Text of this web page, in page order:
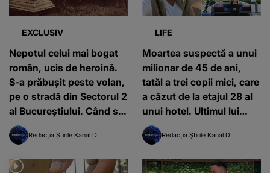
EXCLUSIV
Nepotul celui mai bogat
român, ucis de heroină.
S-a prăbușit peste volan,
pe o stradă din Sectorul 2
al Bucureștiului. Când s-a
întâmplat
Redacția Știrile Kanal D
LIFE
Moartea suspectă a unui
milionar de 45 de ani,
tatăl a trei copii mici, care
a căzut de la etajul 28 al
unui hotel. Ultimul lui
mesaj contrazice
versiunea poliției
Redacția Știrile Kanal D